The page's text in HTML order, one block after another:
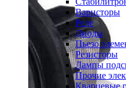
Варисторы
Реле
Диоды
Пьезо
Резисторы
Лампы
Прочие
Кварцевые